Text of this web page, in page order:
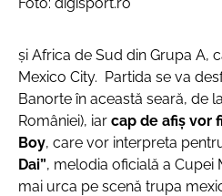
şi Africa de Sud din Grupa A,
Mexico City. Partida se va
Banorte în această seară, de
României), iar cap de afiş vor
Boy, care vor interpreta
Dai”, melodia oficială a Cupei
mai urca pe scenă trupa